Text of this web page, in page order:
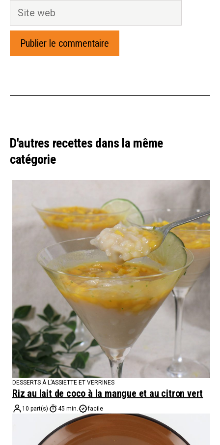
Site
D'autres recettes dans la même
catégorie
DESSERTS À L’ASSIETTE ET VERRINES
Riz au lait de coco à la mangue et au citron vert
10 part(s) 45 min. facile